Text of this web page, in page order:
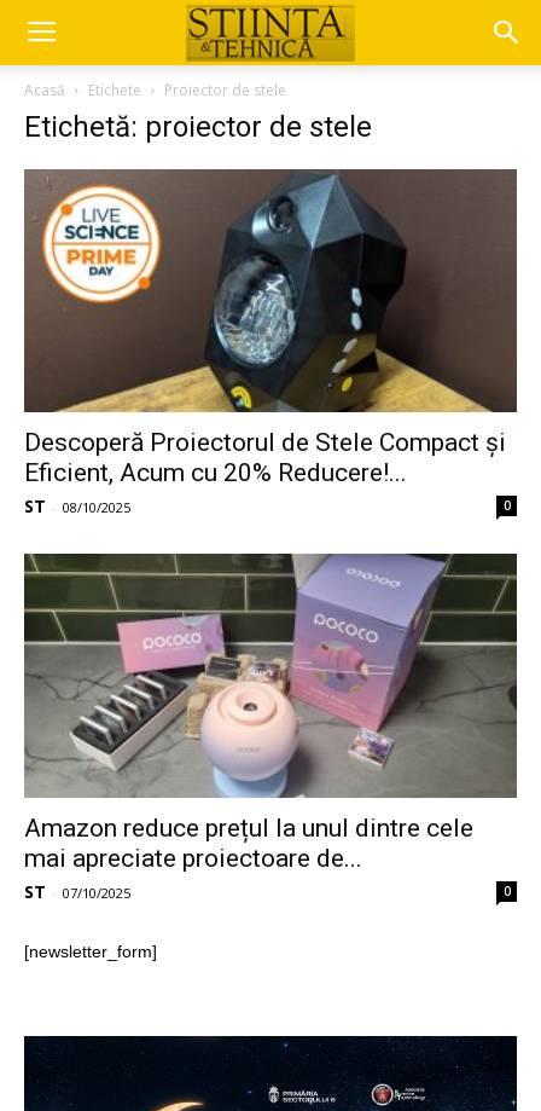
Acasă Etichete Proiector de stele
Etichetă: proiector de stele
Descoperă Proiectorul de Stele Compact și
Eficient, Acum cu 20% Reducere!...
ST - 08/10/2025 0
Amazon reduce prețul la unul dintre cele
mai apreciate proiectoare de...
ST - 07/10/2025 0
[newsletter_form]